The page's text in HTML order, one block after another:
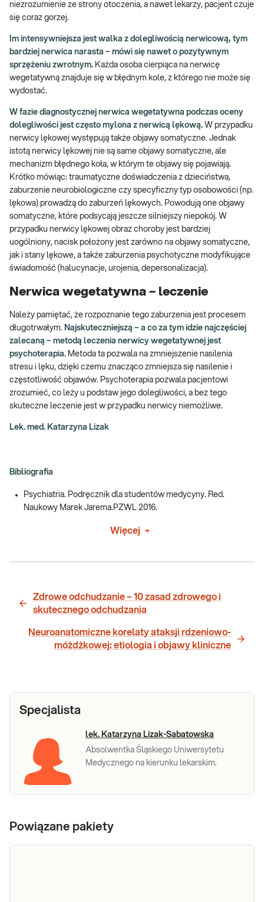
niezrozumienie ze strony otoczenia, a nawet lekarzy, pacjent czuje
się coraz gorzej.
Im intensywniejsza jest walka z dolegliwością nerwicową, tym
bardziej nerwica narasta – mówi się nawet o pozytywnym
sprzężeniu zwrotnym. Każda osoba cierpiąca na nerwicę
wegetatywną znajduje się w błędnym kole, z którego nie może się
wydostać.
W fazie diagnostycznej nerwica wegetatywna podczas oceny
dolegliwości jest często mylona z nerwicą lękową. W przypadku
nerwicy lękowej występują także objawy somatyczne. Jednak
istotą nerwicy lękowej nie są same objawy somatyczne, ale
mechanizm błędnego koła, w którym te objawy się pojawiają.
Krótko mówiąc: traumatyczne doświadczenia z dzieciństwa,
zaburzenie neurobiologiczne czy specyficzny typ osobowości (np.
lękowa) prowadzą do zaburzeń lękowych. Powodują one objawy
somatyczne, które podsycają jeszcze silniejszy niepokój. W
przypadku nerwicy lękowej obraz choroby jest bardziej
uogólniony, nacisk położony jest zarówno na objawy somatyczne,
jak i stany lękowe, a także zaburzenia psychotyczne modyfikujące
świadomość (halucynacje, urojenia, depersonalizacja).
Nerwica wegetatywna – leczenie
Należy pamiętać, że rozpoznanie tego zaburzenia jest procesem
długotrwałym. Najskuteczniejszą – a co za tym idzie najczęściej
zalecaną – metodą leczenia nerwicy wegetatywnej jest
psychoterapia. Metoda ta pozwala na zmniejszenie nasilenia
stresu i lęku, dzięki czemu znacząco zmniejsza się nasilenie i
częstotliwość objawów. Psychoterapia pozwala pacjentowi
zrozumieć, co leży u podstaw jego dolegliwości, a bez tego
skuteczne leczenie jest w przypadku nerwicy niemożliwe.
Lek. med. Katarzyna Lizak
Bibliografia
Psychiatria. Podręcznik dla studentów medycyny. Red.
Naukowy Marek Jarema.PZWL 2016.
Więcej
Zdrowe odchudzanie – 10 zasad zdrowego i
skutecznego odchudzania
Neuroanatomiczne korelaty ataksji rdzeniowo-
móżdżkowej: etiologia i objawy kliniczne
Specjalista
lek. Katarzyna Lizak-Sabatowska
Absolwentka Śląskiego Uniwersytetu
Medycznego na kierunku lekarskim.
Powiązane pakiety